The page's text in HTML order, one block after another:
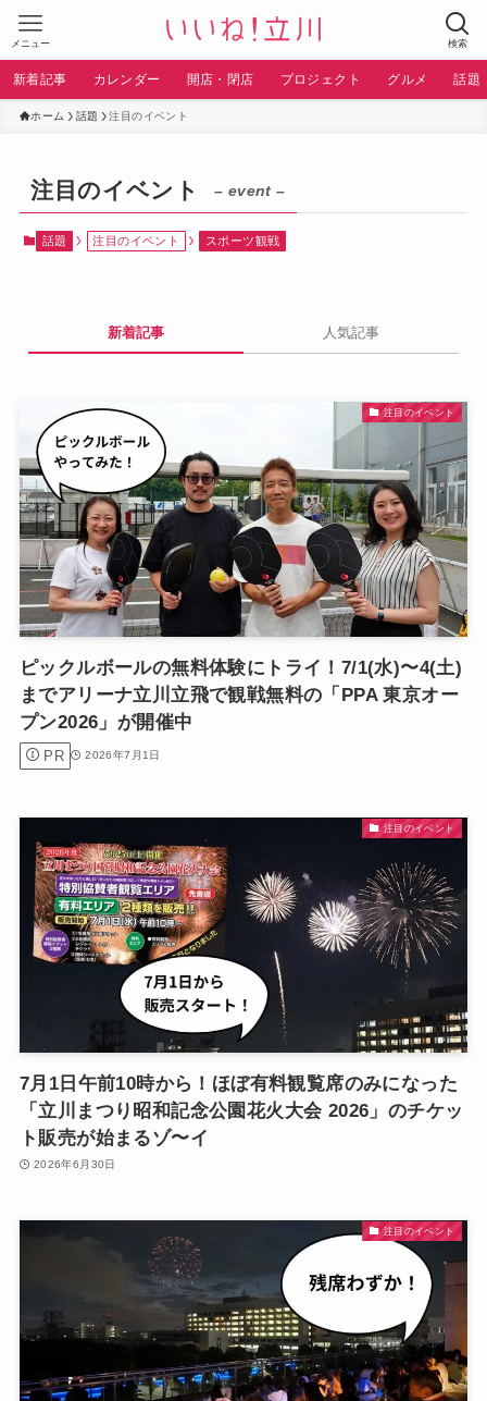
検索
メニュー
新着記事 カレンダー 開店・閉店 プロジェクト グルメ 話題
ホーム 話題 注目のイベント
注目のイベント – event –
話題 注目のイベント スポーツ観戦
新着記事 人気記事
注目のイベント
ピックルボールの無料体験にトライ！7/1(水)〜4(土)
までアリーナ立川立飛で観戦無料の「PPA 東京オー
プン2026」が開催中
PR 2026年7月1日
注目のイベント
7月1日午前10時から！ほぼ有料観覧席のみになった
「立川まつり昭和記念公園花火大会 2026」のチケッ
ト販売が始まるゾ〜イ
2026年6月30日
注目のイベント